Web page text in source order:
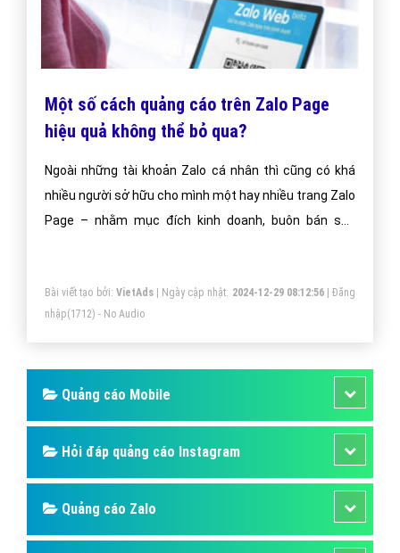
Một số cách quảng cáo trên Zalo Page
hiệu quả không thể bỏ qua?
Ngoài những tài khoản Zalo cá nhân thì cũng có khá
nhiều người sở hữu cho mình một hay nhiều trang Zalo
Page – nhằm mục đích kinh doanh, buôn bán sản
Bài viết tạo bởi: VietAds| Ngày cập nhật: 2024-12-29 08:12:56|Đăng
nhập(1712) - No Audio
Quảng cáo Mobile
Hỏi đáp quảng cáo Instagram
Quảng cáo Zalo